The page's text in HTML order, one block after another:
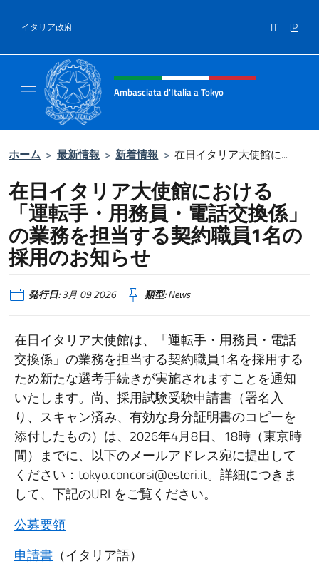
イタリア政府 IT JP
Header, social and menu of site
Ambasciata d'Italia a Tokyo
ホーム > 最新情報 > 新着情報 > 在日イタリア大使館に...
在日イタリア大使館における
「運転手・用務員・電話交換係」
の業務を担当する契約職員1名の
採用のお知らせ
発行日:3月 09 2026 類型:News
在日イタリア大使館は、「運転手・用務員・電話
交換係」の業務を担当する契約職員1名を採用する
ため新たな選考手続きが実施されますことを通知
いたします。尚、採用試験受験申請書（署名入
り、スキャン済み、有効な身分証明書のコピーを
添付したもの）は、2026年4月8日、18時（東京時
間）までに、以下のメールアドレス宛に提出して
ください：tokyo.concorsi@esteri.it。詳細につきま
して、下記のURLをご覧ください。
公募要領
申請書 （イタリア語）